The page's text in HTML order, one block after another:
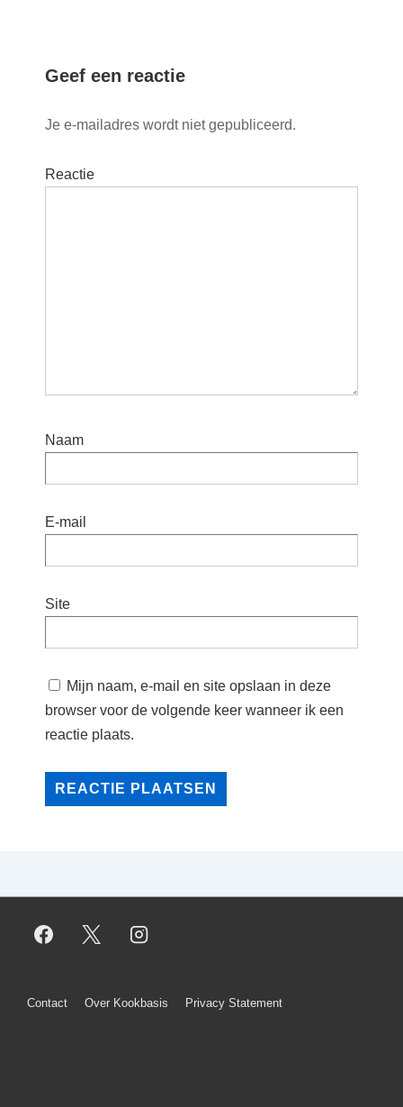
Geef een reactie
Je e-mailadres wordt niet gepubliceerd.
Reactie
Naam
E-mail
Site
Mijn naam, e-mail en site opslaan in deze
browser voor de volgende keer wanneer ik een
reactie plaats.
Footer
Contact Over Kookbasis Privacy Statement